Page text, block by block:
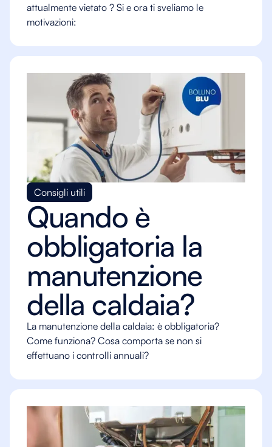
attualmente vietato ? Si e ora ti sveliamo le
motivazioni:
Consigli utili
Quando è
obbligatoria la
manutenzione
della caldaia?
La manutenzione della caldaia: è obbligatoria?
Come funziona? Cosa comporta se non si
effettuano i controlli annuali?